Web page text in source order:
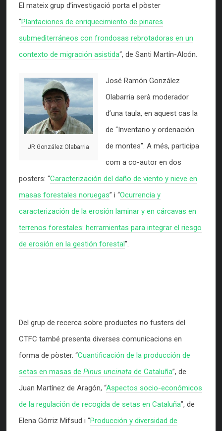
El mateix grup d’investigació porta el pòster
“Plantaciones de enriquecimiento de pinares
submediterráneos con frondosas rebrotadoras en un
contexto de migración asistida“, de Santi Martín-Alcón.
JR González Olabarria
José Ramón González
Olabarria serà moderador
d’una taula, en aquest cas la
de “Inventario y ordenación
de montes”. A més, participa
com a co-autor en dos
posters: “Caracterización del daño de viento y nieve en
masas forestales noruegas” i “Ocurrencia y
caracterización de la erosión laminar y en cárcavas en
terrenos forestales: herramientas para integrar el riesgo
de erosión en la gestión forestal”.
Del grup de recerca sobre productes no fusters del
CTFC també presenta diverses comunicacions en
forma de pòster. “Cuantificación de la producción de
setas en masas de Pinus uncinata de Cataluña”, de
Juan Martínez de Aragón, “Aspectos socio-económicos
de la regulación de recogida de setas en Cataluña”, de
Elena Górriz Mifsud i “Producción y diversidad de